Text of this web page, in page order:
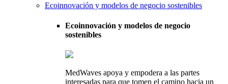
Ecoinnovación y modelos de negocio sostenibles
Ecoinnovación y modelos de negocio
sostenibles
MedWaves apoya y empodera a las partes
interesadas para que tomen el camino hacia un